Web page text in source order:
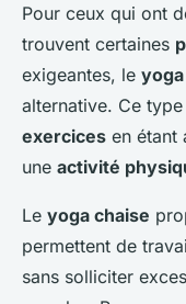
Pour ceux qui ont
trouvent certaines
exigeantes, le
alternative. Ce
exercices en étant
une activité
Le yoga chaise
permettent de
sans solliciter